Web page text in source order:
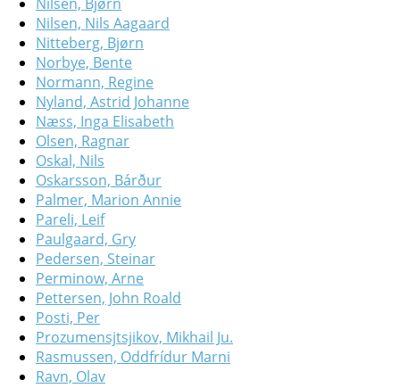
Nilsen, Bjørn
Nilsen, Nils Aagaard
Nitteberg, Bjørn
Norbye, Bente
Normann, Regine
Nyland, Astrid Johanne
Næss, Inga Elisabeth
Olsen, Ragnar
Oskal, Nils
Oskarsson, Bárður
Palmer, Marion Annie
Pareli, Leif
Paulgaard, Gry
Pedersen, Steinar
Perminow, Arne
Pettersen, John Roald
Posti, Per
Prozumensjtsjikov, Mikhail Ju.
Rasmussen, Oddfrídur Marni
Ravn, Olav